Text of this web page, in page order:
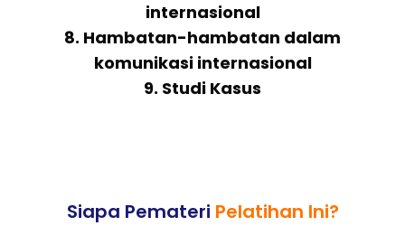
internasional
8. Hambatan-hambatan dalam
komunikasi internasional
9. Studi Kasus
Siapa Pemateri Pelatihan Ini?